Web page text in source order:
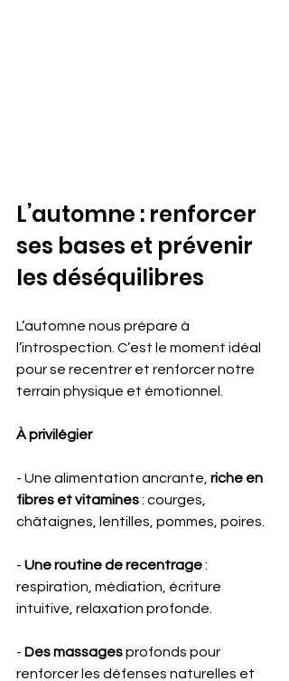
L’automne : renforcer
ses bases et prévenir
les déséquilibres
L’automne nous prépare à
l’introspection. C’est le moment idéal
pour se recentrer et renforcer notre
terrain physique et émotionnel.
À privilégier
- Une alimentation ancrante, riche en
fibres et vitamines : courges,
châtaignes, lentilles, pommes, poires.
- Une routine de recentrage :
respiration, médiation, écriture
intuitive, relaxation profonde.
- Des massages profonds pour
renforcer les défenses naturelles et